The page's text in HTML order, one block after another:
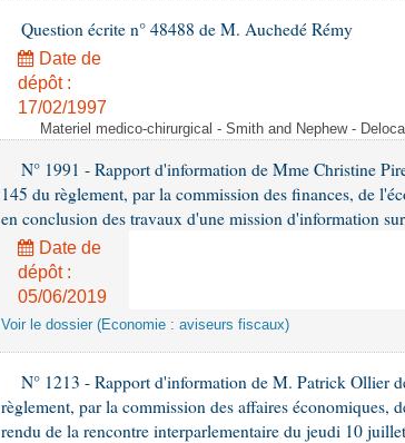
Question écrite n° 48488 de M. Auchedé Rémy
Date de
dépôt :
17/02/1997
Materiel medico-chirurgical - Smith and Nephew -
N° 1991 - Rapport d'information de Mme Christine
145 du règlement, par la commission des finances, de
en conclusion des travaux d'une mission d'information
Date de
dépôt :
05/06/2019
Voir le dossier (Economie : aviseurs fiscaux)
N° 1213 - Rapport d'information de M. Patrick Ollier
règlement, par la commission des affaires économiques,
rendu de la rencontre interparlementaire du jeudi 10